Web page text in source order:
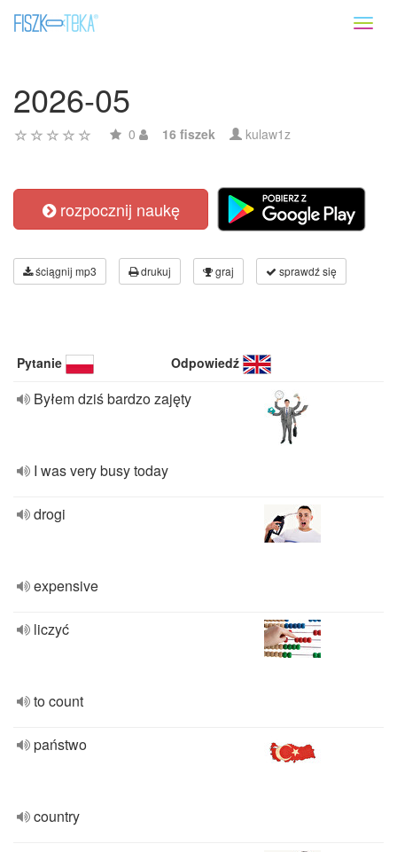
2026-05
0 16 fiszek kulaw1z
rozpocznij naukę
ściągnij mp3 drukuj graj sprawdź się
Pytanie Odpowiedź
Byłem dziś bardzo zajęty
I was very busy today
drogi
expensive
liczyć
to count
państwo
country